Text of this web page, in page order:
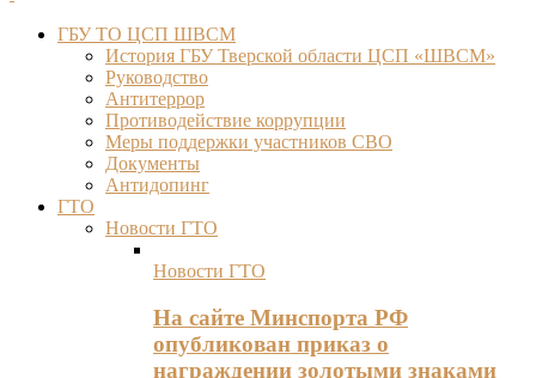
ГБУ ТО ЦСП ШВСМ
История ГБУ Тверской области ЦСП «ШВСМ»
Руководство
Антитеррор
Противодействие коррупции
Меры поддержки участников СВО
Документы
Антидопинг
ГТО
Новости ГТО
Новости ГТО
На сайте Минспорта РФ
опубликован приказ о
награждении золотыми знаками